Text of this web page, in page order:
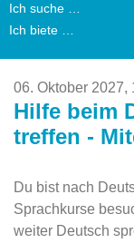
Ich suche …
Ich biete …
06. Oktober 2027,
Hilfe beim
treffen -
Du bist nach
Sprachkurse
weiter Deutsch